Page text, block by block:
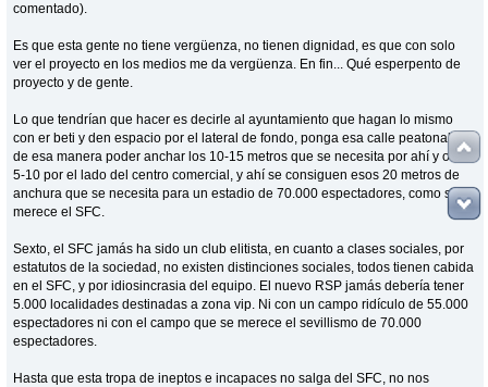
comentado).
Es que esta gente no tiene vergüenza, no tienen dignidad, es que con solo
ver el proyecto en los medios me da vergüenza. En fin... Qué esperpento de
proyecto y de gente.
Lo que tendrían que hacer es decirle al ayuntamiento que hagan lo mismo
con er beti y den espacio por el lateral de fondo, ponga esa calle peatonal y
de esa manera poder anchar los 10-15 metros que se necesita por ahí y otros
5-10 por el lado del centro comercial, y ahí se consiguen esos 20 metros de
anchura que se necesita para un estadio de 70.000 espectadores, como se
merece el SFC.
Sexto, el SFC jamás ha sido un club elitista, en cuanto a clases sociales, por
estatutos de la sociedad, no existen distinciones sociales, todos tienen cabida
en el SFC, y por idiosincrasia del equipo. El nuevo RSP jamás debería tener
5.000 localidades destinadas a zona vip. Ni con un campo ridículo de 55.000
espectadores ni con el campo que se merece el sevillismo de 70.000
espectadores.
Hasta que esta tropa de ineptos e incapaces no salga del SFC, no nos